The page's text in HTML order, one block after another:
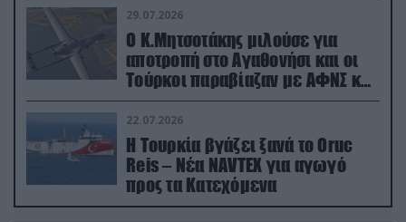
29.07.2026
Ο Κ.Μητσοτάκης μιλούσε για
αποτροπή στο Αγαθονήσι και οι
Τούρκοι παραβίαζαν με ΑΦΝΣ και
drone
22.07.2026
Η Τουρκία βγάζει ξανά το Oruc
Reis – Νέα NAVTEX για αγωγό
προς τα Κατεχόμενα